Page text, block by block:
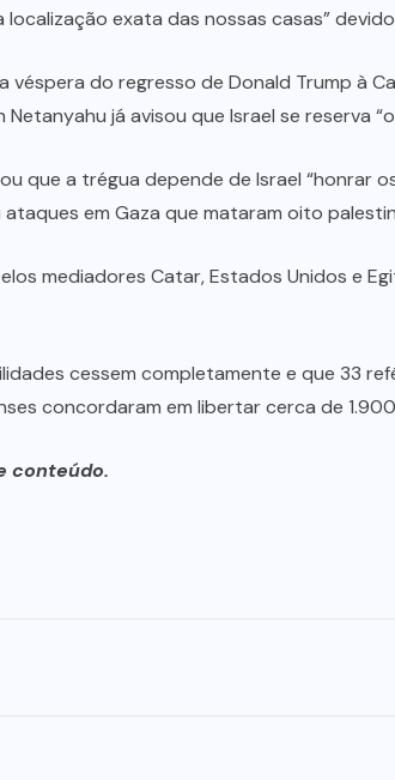
exata das nossas casas”
véspera do regresso de Donald Trump à
já avisou que Israel se reserva
que a trégua depende de Israel “honrar
em Gaza que mataram oito
mediadores Catar, Estados Unidos e
cessem completamente e que 33
concordaram em libertar cerca de
conteúdo.